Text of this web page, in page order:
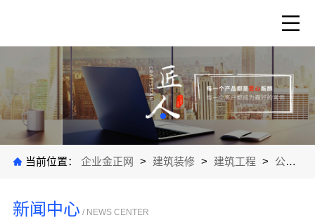
当前位置： 企业金正网 > 建筑装修 > 建筑工程 > 公司新闻
新闻中心 / NEWS CENTER